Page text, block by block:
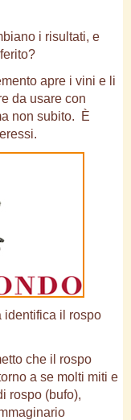
i risultati, e
apre i vini e li
da usare con
non subito. È
identifica il rospo
che il rospo
a se molti miti e
rospo (bufo),